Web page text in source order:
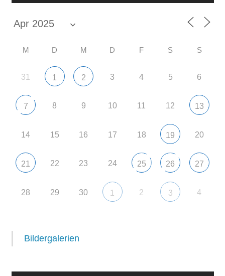
M D M D F S S
31 1 2 3 4 5 6
7 8 9 10 11 12 13
14 15 16 17 18 19 20
21 22 23 24 25 26 27
28 29 30 1 2 3 4
Bildergalerien